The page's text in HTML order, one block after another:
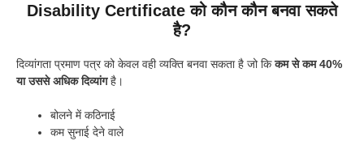
Disability Certificate को कौन कौन बनवा सकते
है?
दिव्यांगता प्रमाण पत्र को केवल वही व्यक्ति बनवा सकता है जो किकम से कम 40%
या उससे अधिक दिव्यांगहै।
बोलने में कठिनाई
कम सुनाई देने वाले